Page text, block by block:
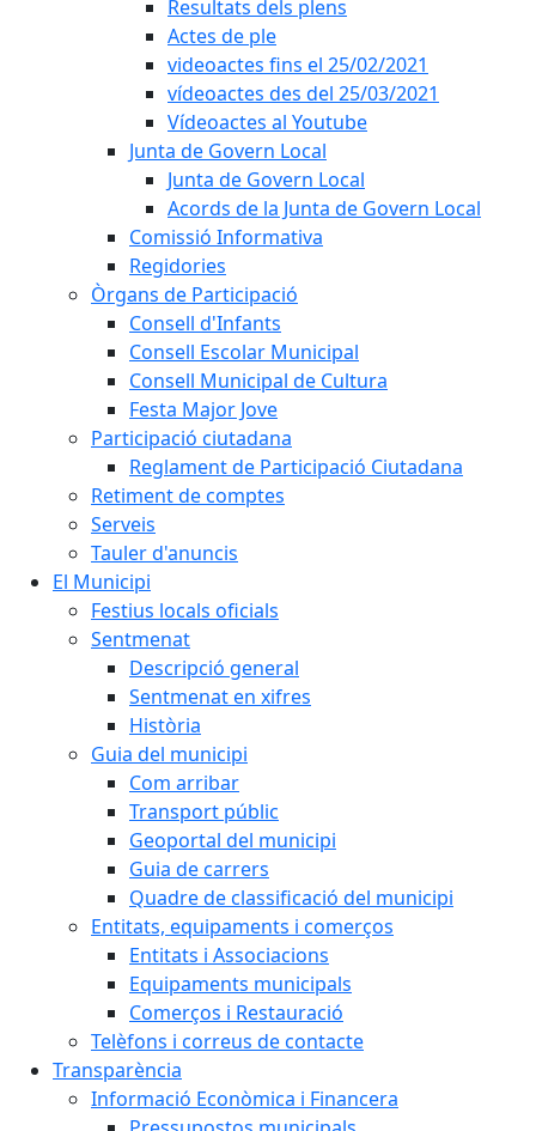
Resultats dels plens
Actes de ple
videoactes fins el 25/02/2021
vídeoactes des del 25/03/2021
Vídeoactes al Youtube
Junta de Govern Local
Junta de Govern Local
Acords de la Junta de Govern Local
Comissió Informativa
Regidories
Òrgans de Participació
Consell d'Infants
Consell Escolar Municipal
Consell Municipal de Cultura
Festa Major Jove
Participació ciutadana
Reglament de Participació Ciutadana
Retiment de comptes
Serveis
Tauler d'anuncis
El Municipi
Festius locals oficials
Sentmenat
Descripció general
Sentmenat en xifres
Història
Guia del municipi
Com arribar
Transport públic
Geoportal del municipi
Guia de carrers
Quadre de classificació del municipi
Entitats, equipaments i comerços
Entitats i Associacions
Equipaments municipals
Comerços i Restauració
Telèfons i correus de contacte
Transparència
Informació Econòmica i Financera